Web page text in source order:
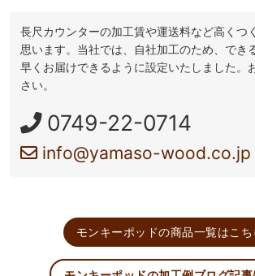
長尺カウンターの加工賃や運送料など高くつ
思います。当社では、自社加工のため、でき
早くお届けできるように設定いたしました。
さい。
0749-22-0714
info@yamaso-wood.co.jp
モンキーポッドの商品一覧はこち